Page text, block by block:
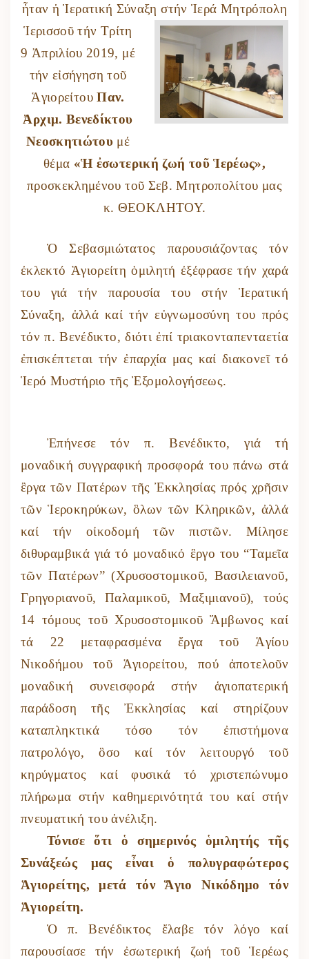
ἦταν ἡ Ἱερατική Σύναξη στήν Ἱερά Μητρόπολη
Ἱερισσοῦ τήν Τρίτη
9 Ἀπριλίου 2019, μέ
τήν εἰσήγηση τοῦ
ἉγιορείτουΠαν.
Ἀρχιμ. Βενεδίκτου
Νεοσκητιώτου μέ
θέμα «Ἡ ἐσωτερική ζωή τοῦ Ἱερέως»,
προσκεκλημένου τοῦ Σεβ. Μητροπολίτου μας
κ. ΘΕΟΚΛΗΤΟΥ.
Ὁ Σεβασμιώτατος παρουσιάζοντας τόν
ἐκλεκτό Ἁγιορείτη ὁμιλητή ἐξέφρασε τήν χαρά
του γιά τήν παρουσία του στήν Ἱερατική
Σύναξη, ἀλλά καί τήν εὐγνωμοσύνη του πρός
τόν π. Βενέδικτο, διότι ἐπί τριακονταπενταετία
ἐπισκέπτεται τήν ἐπαρχία μας καί διακονεῖ τό
Ἱερό Μυστήριο τῆς Ἐξομολογήσεως.
Ἐπήνεσε τόν π. Βενέδικτο, γιά τή
μοναδική συγγραφική προσφορά του πάνω στά
ἒργα τῶν Πατέρων τῆς Ἐκκλησίας πρός χρῆσιν
τῶν Ἱεροκηρύκων, ὃλων τῶν Κληρικῶν, ἀλλά
καί τήν οἰκοδομή τῶν πιστῶν. Μίλησε
διθυραμβικά γιά τό μοναδικό ἒργο του “Ταμεῖα
τῶν Πατέρων” (Χρυσοστομικοῦ, Βασιλειανοῦ,
Γρηγοριανοῦ, Παλαμικοῦ, Μαξιμιανοῦ), τούς
14 τόμους τοῦ Χρυσοστομικοῦ Ἄμβωνος καί
τά 22 μεταφρασμένα ἔργα τοῦ Ἁγίου
Νικοδήμου τοῦ Ἁγιορείτου, πού ἀποτελοῦν
μοναδική συνεισφορά στήν ἁγιοπατερική
παράδοση τῆς Ἐκκλησίας καί στηρίζουν
καταπληκτικά τόσο τόν ἐπιστήμονα
πατρολόγο, ὃσο καί τόν λειτουργό τοῦ
κηρύγματος καί φυσικά τό χριστεπώνυμο
πλήρωμα στήν καθημερινότητά του καί στήν
πνευματική του ἀνέλιξη.
Τόνισε ὅτι ὁ σημερινός ὁμιλητής τῆς
Συνάξεώς μας εἶναι ὁ πολυγραφώτερος
Ἁγιορείτης, μετά τόν Ἅγιο Νικόδημο τόν
Ἁγιορείτη.
Ὁ π. Βενέδικτος ἔλαβε τόν λόγο καί
παρουσίασε τήν ἐσωτερική ζωή τοῦ Ἱερέως